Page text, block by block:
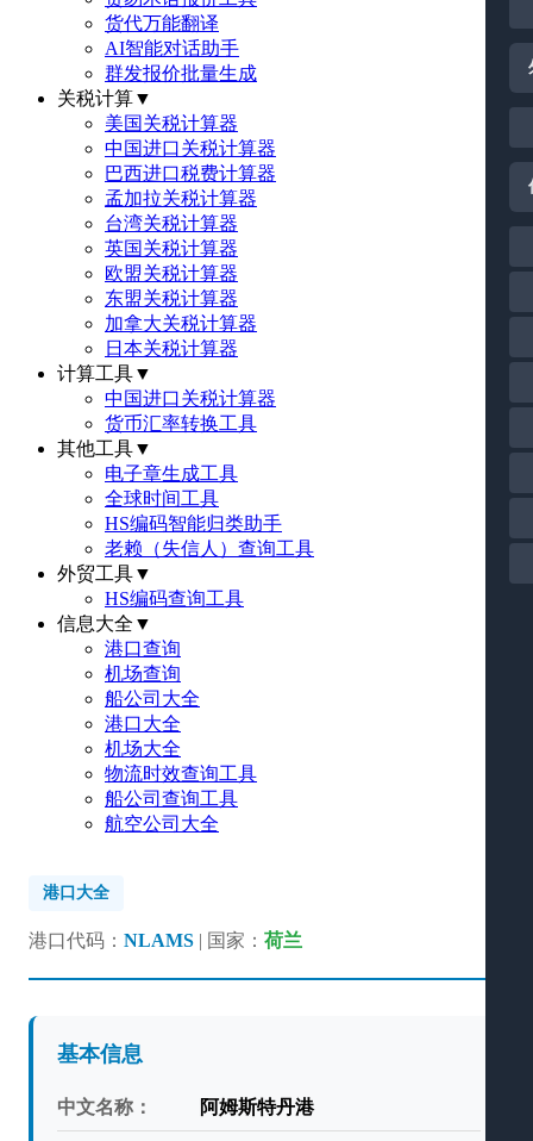
货代万能翻译
AI智能对话助手
群发报价批量生成
关税计算▼
美国关税计算器
中国进口关税计算器
巴西进口税费计算器
孟加拉关税计算器
台湾关税计算器
英国关税计算器
欧盟关税计算器
东盟关税计算器
加拿大关税计算器
日本关税计算器
计算工具▼
中国进口关税计算器
货币汇率转换工具
其他工具▼
电子章生成工具
全球时间工具
HS编码智能归类助手
老赖（失信人）查询工具
外贸工具▼
HS编码查询工具
信息大全 ▼
港口查询
机场查询
船公司大全
港口大全
机场大全
物流时效查询工具
船公司查询工具
航空公司大全
港口大全
港口代码： NLAMS | 国家： 荷兰
基本信息
中文名称： 阿姆斯特丹港